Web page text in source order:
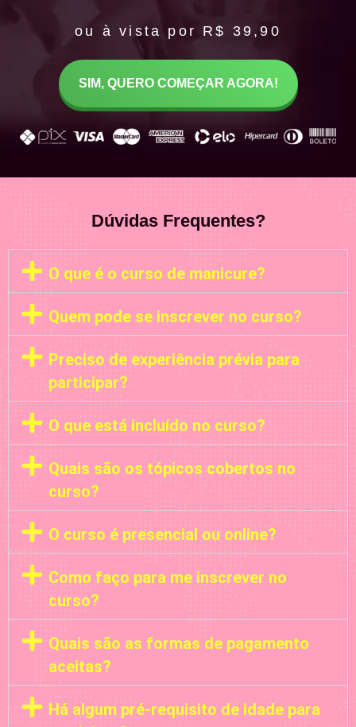
ou à vista por R$ 39,90
SIM, QUERO COMEÇAR AGORA!
Dúvidas Frequentes?
O que é o curso de manicure?
Quem pode se inscrever no curso?
Preciso de experiência prévia para
participar?
O que está incluído no curso?
Quais são os tópicos cobertos no
curso?
O curso é presencial ou online?
Como faço para me inscrever no
curso?
Quais são as formas de pagamento
aceitas?
Há algum pré-requisito de idade para